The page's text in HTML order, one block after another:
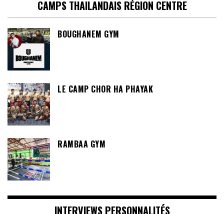
CAMPS THAILANDAIS RÉGION CENTRE
BOUGHANEM GYM
LE CAMP CHOR HA PHAYAK
RAMBAA GYM
INTERVIEWS PERSONNALITÉS